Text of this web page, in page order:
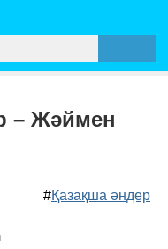
– Жәймен
#Қазақша әндер